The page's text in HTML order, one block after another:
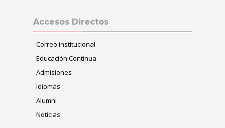
Accesos Directos
Correo institucional
Educación Continua
Admisiones
Idiomas
Alumni
Noticias